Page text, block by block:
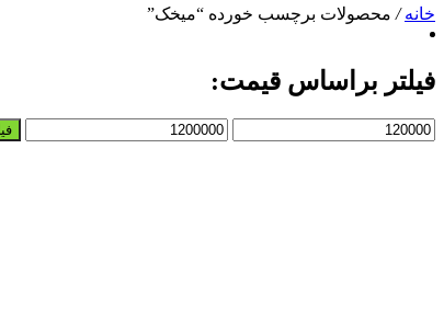
خانه/ محصولات برچسب خورده “میخک”
فیلتر براساس قیمت:
حداقل
حداکثر